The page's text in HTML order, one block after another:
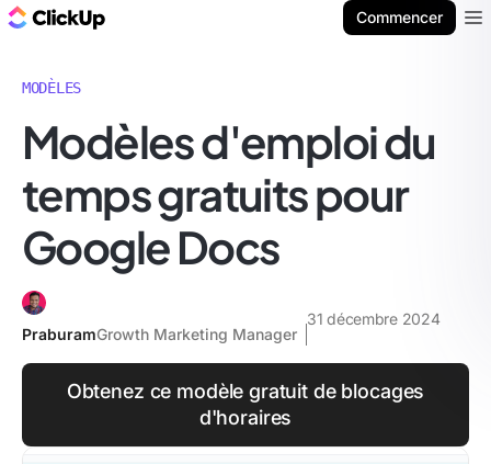
Commencer
MODÈLES
Modèles d'emploi du
temps gratuits pour
Google Docs
PraburamGrowth Marketing Manager
31 décembre 2024
Obtenez ce modèle gratuit de blocages
d'horaires